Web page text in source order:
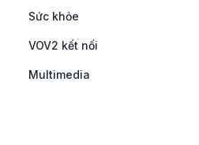
Sức khỏe
VOV2 kết nối
Multimedia